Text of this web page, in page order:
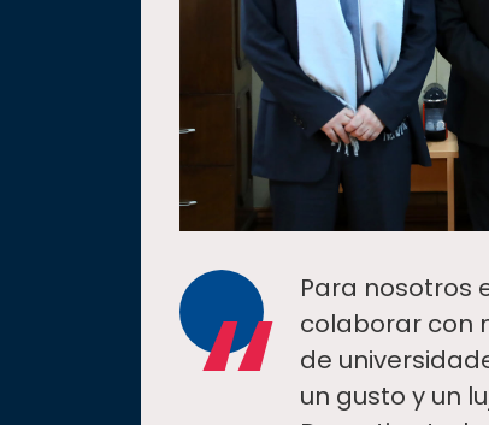
Para nosotros
colaborar con
de
un gusto y un